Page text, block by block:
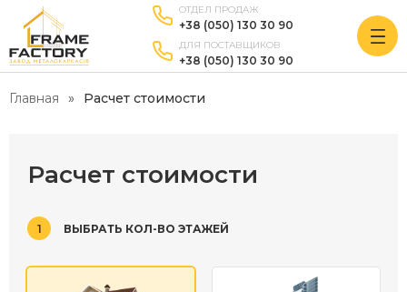
ОТДЕЛ ПРОДАЖ
+38 (050) 130 30 90
ДЛЯ ПОСТАВЩИКОВ
+38 (050) 130 30 90
Главная Расчет стоимости
Расчет стоимости
1 ВЫБРАТЬ КОЛ-ВО ЭТАЖЕЙ